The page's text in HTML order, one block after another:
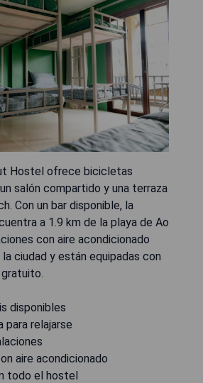
Hostel ofrece bicicletas
salón compartido y una terraza
Con un bar disponible, la
a 1.9 km de la playa de Ao
con aire acondicionado
ciudad y están equipadas con
disponibles
para relajarse
aire acondicionado
todo el hostel